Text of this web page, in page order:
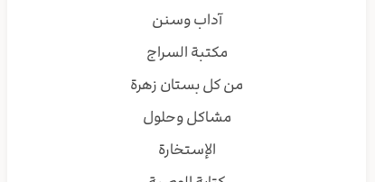
آداب وسنن
مكتبة السراج
من كل بستان زهرة
مشاكل وحلول
الإستخارة